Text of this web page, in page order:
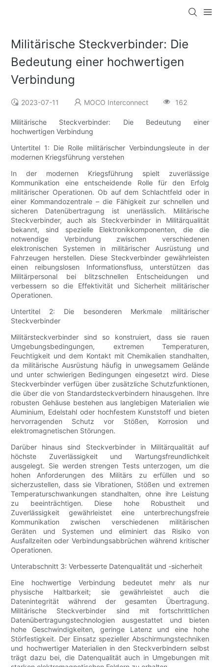
Militärische Steckverbinder: Die
Bedeutung einer hochwertigen
Verbindung
2023-07-11 MOCO Interconnect 162
Militärische Steckverbinder: Die Bedeutung einer
hochwertigen Verbindung
Untertitel 1: Die Rolle militärischer Verbindungsleute in der
modernen Kriegsführung verstehen
In der modernen Kriegsführung spielt zuverlässige
Kommunikation eine entscheidende Rolle für den Erfolg
militärischer Operationen. Ob auf dem Schlachtfeld oder in
einer Kommandozentrale – die Fähigkeit zur schnellen und
sicheren Datenübertragung ist unerlässlich. Militärische
Steckverbinder, auch als Steckverbinder in Militärqualität
bekannt, sind spezielle Elektronikkomponenten, die die
notwendige Verbindung zwischen verschiedenen
elektronischen Systemen in militärischer Ausrüstung und
Fahrzeugen herstellen. Diese Steckverbinder gewährleisten
einen reibungslosen Informationsfluss, unterstützen das
Militärpersonal bei blitzschnellen Entscheidungen und
verbessern so die Effektivität und Sicherheit militärischer
Operationen.
Untertitel 2: Die besonderen Merkmale militärischer
Steckverbinder
Militärsteckverbinder sind so konstruiert, dass sie rauen
Umgebungsbedingungen, extremen Temperaturen,
Feuchtigkeit und dem Kontakt mit Chemikalien standhalten,
da militärische Ausrüstung häufig in unwegsamem Gelände
und unter schwierigen Bedingungen eingesetzt wird. Diese
Steckverbinder verfügen über zusätzliche Schutzfunktionen,
die über die von Standardsteckverbindern hinausgehen. Ihre
robusten Gehäuse bestehen aus langlebigen Materialien wie
Aluminium, Edelstahl oder hochfestem Kunststoff und bieten
hervorragenden Schutz vor Stößen, Korrosion und
elektromagnetischen Störungen.
Darüber hinaus sind Steckverbinder in Militärqualität auf
höchste Zuverlässigkeit und Wartungsfreundlichkeit
ausgelegt. Sie werden strengen Tests unterzogen, um die
hohen Anforderungen des Militärs zu erfüllen und so
sicherzustellen, dass sie Vibrationen, Stößen und extremen
Temperaturschwankungen standhalten, ohne ihre Leistung
zu beeinträchtigen. Diese hohe Robustheit und
Zuverlässigkeit gewährleistet eine unterbrechungsfreie
Kommunikation zwischen verschiedenen militärischen
Geräten und Systemen und eliminiert das Risiko von
Ausfallzeiten oder Verbindungsabbrüchen während kritischer
Operationen.
Unterabschnitt 3: Verbesserte Datenqualität und -sicherheit
Eine hochwertige Verbindung bedeutet mehr als nur
physische Haltbarkeit; sie gewährleistet auch die
Datenintegrität während der gesamten Übertragung.
Militärische Steckverbinder sind mit fortschrittlichen
Datenübertragungstechnologien ausgestattet und bieten
hohe Geschwindigkeiten, geringe Latenz und eine hohe
Störfestigkeit. Der Einsatz spezieller Abschirmungstechniken
und hochwertiger Materialien in den Steckverbindern selbst
trägt dazu bei, die Datenqualität auch in Umgebungen mit